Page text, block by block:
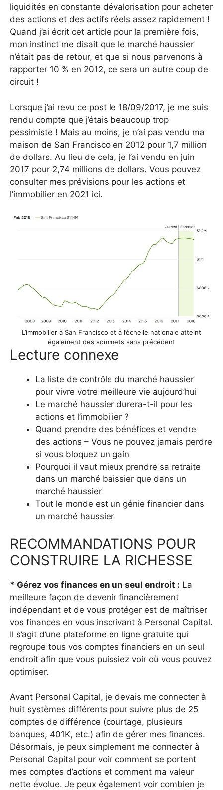
liquidités en constante dévalorisation pour acheter
des actions et des actifs réels assez rapidement !
Quand j’ai écrit cet article pour la première fois,
mon instinct me disait que le marché haussier
n’était pas de retour, et que si nous parvenons à
rapporter 10 % en 2012, ce sera un autre coup de
circuit !
Lorsque j’ai revu ce post le 18/09/2017, je me suis
rendu compte que j’étais beaucoup trop
pessimiste ! Mais au moins, je n’ai pas vendu ma
maison de San Francisco en 2012 pour 1,7 million
de dollars. Au lieu de cela, je l’ai vendu en juin
2017 pour 2,74 millions de dollars. Vous pouvez
consulter mes prévisions pour les actions et
l’immobilier en 2021 ici.
L’immobilier à San Francisco et à l’échelle nationale atteint
également des sommets sans précédent
Lecture connexe
La liste de contrôle du marché haussier
pour vivre votre meilleure vie aujourd’hui
Le marché haussier durera-t-il pour les
actions et l’immobilier ?
Quand prendre des bénéfices et vendre
des actions – Vous ne pouvez jamais perdre
si vous bloquez un gain
Pourquoi il vaut mieux prendre sa retraite
dans un marché baissier que dans un
marché haussier
Tout le monde est un génie financier dans
un marché haussier
RECOMMANDATIONS POUR
CONSTRUIRE LA RICHESSE
* Gérez vos finances en un seul endroit : La
meilleure façon de devenir financièrement
indépendant et de vous protéger est de maîtriser
vos finances en vous inscrivant à Personal Capital.
Il s’agit d’une plateforme en ligne gratuite qui
regroupe tous vos comptes financiers en un seul
endroit afin que vous puissiez voir où vous pouvez
optimiser.
Avant Personal Capital, je devais me connecter à
huit systèmes différents pour suivre plus de 25
comptes de différence (courtage, plusieurs
banques, 401K, etc.) afin de gérer mes finances.
Désormais, je peux simplement me connecter à
Personal Capital pour voir comment se portent
mes comptes d’actions et comment ma valeur
nette évolue. Je peux également voir combien je